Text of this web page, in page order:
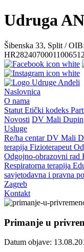
Udruga
Šibenska 33, Split /
Naslovnica
O nama
Statut Etički kodeks
Novosti DV Mali Dupin
Usluge
Re/ha centarDV Mali
terapija Fizioterapeut
Odgojno-obrazovni rad
Respiratorna terapija
savjetodavna i pravna
Zagreb
Kontakt
Primanje u
Datum objave: